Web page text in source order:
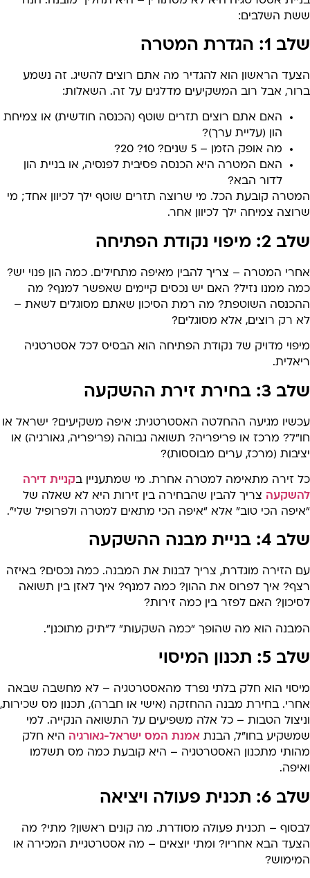
השלבים:
1: הגדרת המטרה
הראשון הוא להגדיר מה אתם רוצים להשיג. זה נשמע
אבל רוב המשקיעים מדלגים על זה. השאלות:
האם אתם רוצים תזרים שוטף (הכנסה חודשית) או צמיחת
הון (עליית ערך)?
מה אופק הזמן – 5 שנים? 10? 20?
האם המטרה היא הכנסה פסיבית לפנסיה, או בניית הון
לדור הבא?
קובעת הכל. מי שרוצה תזרים שוטף ילך לכיוון אחד; מי
צמיחה ילך לכיוון אחר.
מיפוי נקודת הפתיחה
המטרה – צריך להבין מאיפה מתחילים. כמה הון פנוי יש?
ממנו נזיל? האם יש נכסים קיימים שאפשר למנף? מה
השוטפת? מה רמת הסיכון שאתם מסוגלים לשאת –
רק רוצים, אלא מסוגלים?
מדויק של נקודת הפתיחה הוא הבסיס לכל אסטרטגיה
בחירת זירת ההשקעה
מגיעה ההחלטה האסטרטגית: איפה משקיעים? ישראל או
מרכז או פריפריה? תשואה גבוהה (פריפריה, גאורגיה) או
(מרכז, ערים מבוססות)?
זירה מתאימה למטרה אחרת. מי שמתעניין בקניית דירה
צריך להבין שהבחירה בין זירות היא לא שאלה של
הכי טוב” אלא “איפה הכי מתאים למטרה ולפרופיל שלי”.
בניית מבנה ההשקעה
הזירה מוגדרת, צריך לבנות את המבנה. כמה נכסים? באיזה
איך לפרוס את ההון? כמה למנף? איך לאזן בין תשואה
האם לפזר בין כמה זירות?
הוא מה שהופך “כמה השקעות” ל”תיק מתוכנן”.
תכנון המיסוי
הוא חלק בלתי נפרד מהאסטרטגיה – לא מחשבה שבאה
בחירת מבנה ההחזקה (אישי או חברה), תכנון מס שכירות,
הטבות – כל אלה משפיעים על התשואה הנקייה. למי
בחו”ל, הבנת אמנת המס ישראל-גאורגיההיא חלק
מתכנון האסטרטגיה – היא קובעת כמה מס תשלמו
תכנית פעולה ויציאה
– תכנית פעולה מסודרת. מה קונים ראשון? מתי? מה
הבא אחריו? ומתי יוצאים – מה אסטרטגיית המכירה או